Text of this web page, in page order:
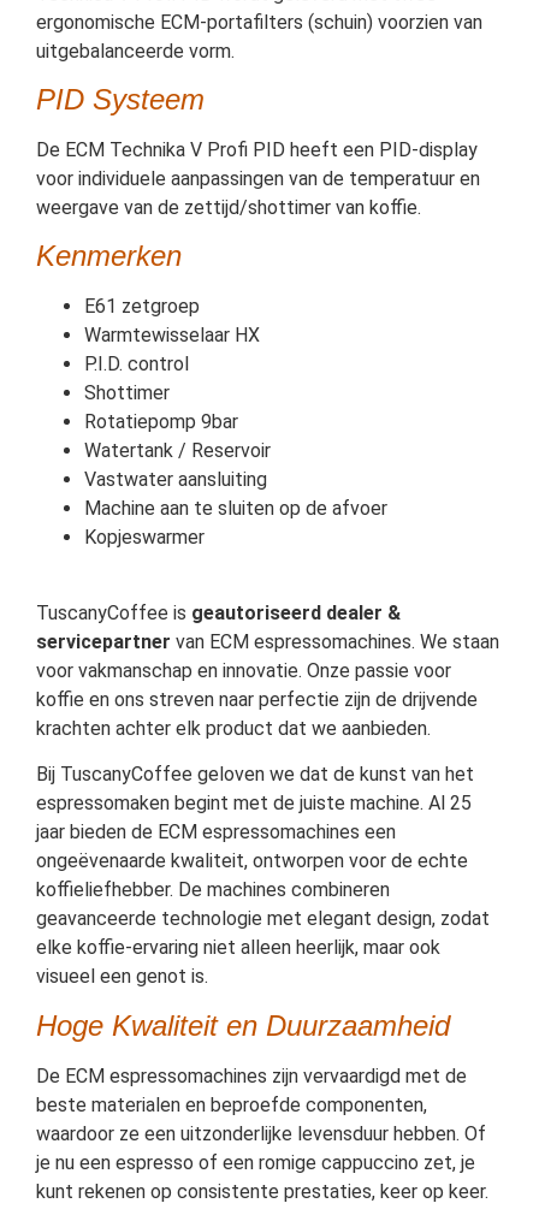
ergonomische ECM-portafilters (schuin) voorzien van
uitgebalanceerde vorm.
PID Systeem
De ECM Technika V Profi PID heeft een PID-display
voor individuele aanpassingen van de temperatuur en
weergave van de zettijd/shottimer van koffie.
Kenmerken
E61 zetgroep
Warmtewisselaar HX
P.I.D. control
Shottimer
Rotatiepomp 9bar
Watertank / Reservoir
Vastwater aansluiting
Machine aan te sluiten op de afvoer
Kopjeswarmer
TuscanyCoffee is geautoriseerd dealer &
servicepartner van ECM espressomachines. We staan
voor vakmanschap en innovatie. Onze passie voor
koffie en ons streven naar perfectie zijn de drijvende
krachten achter elk product dat we aanbieden.
Bij TuscanyCoffee geloven we dat de kunst van het
espressomaken begint met de juiste machine. Al 25
jaar bieden de ECM espressomachines een
ongeëvenaarde kwaliteit, ontworpen voor de echte
koffieliefhebber. De machines combineren
geavanceerde technologie met elegant design, zodat
elke koffie-ervaring niet alleen heerlijk, maar ook
visueel een genot is.
Hoge Kwaliteit en Duurzaamheid
De ECM espressomachines zijn vervaardigd met de
beste materialen en beproefde componenten,
waardoor ze een uitzonderlijke levensduur hebben. Of
je nu een espresso of een romige cappuccino zet, je
kunt rekenen op consistente prestaties, keer op keer.